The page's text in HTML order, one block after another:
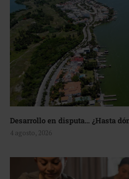
Desarrollo en disputa… ¿Hasta
4 agosto, 2026